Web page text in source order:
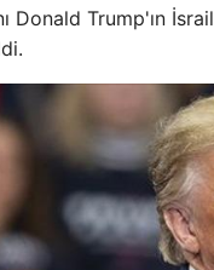
Donald Trump'ın